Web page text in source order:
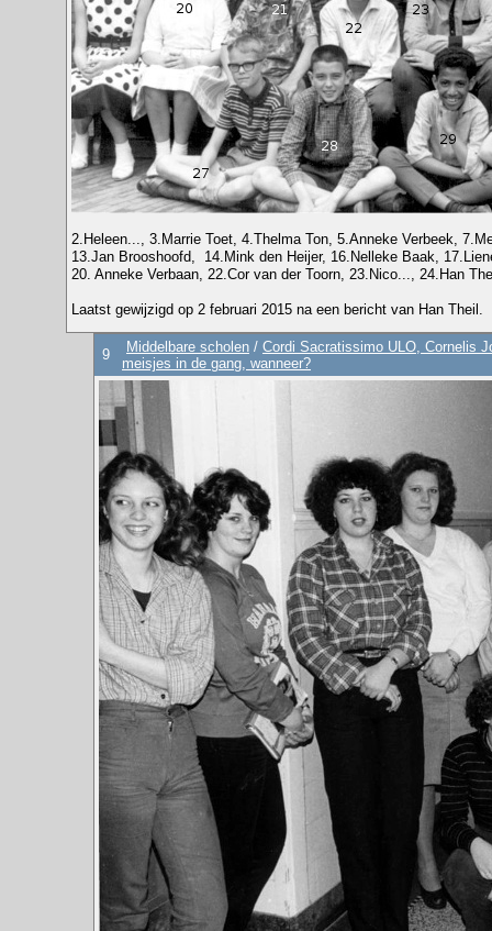
2.Heleen..., 3.Marrie Toet, 4.Thelma Ton, 5.Anneke Verbeek,
13.Jan Brooshoofd, 14.Mink den Heijer, 16.Nelleke Baak,
20. Anneke Verbaan, 22.Cor van der Toorn, 23.Nico..., 24.Han
Laatst gewijzigd op 2 februari 2015 na een bericht van Han Theil.
9 Middelbare scholen / Cordi Sacratissimo ULO, Cornelis
meisjes in de gang, wanneer?